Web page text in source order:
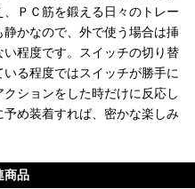
ＰＣ筋を鍛える日々のトレー
かなので、外で使う場合は挿
程度です。スイッチの切り替
る程度ではスイッチが勝手に
ションをした時だけに反応し
め装着すれば、密かな楽しみ
商品